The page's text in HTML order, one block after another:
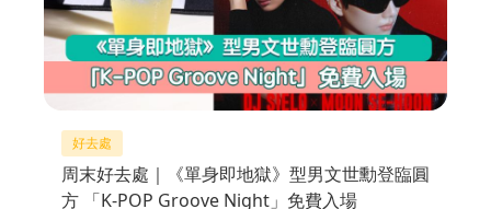
好去處
周末好去處｜《單身即地獄》型男文世勳登臨圓
方 「K-POP Groove Night」免費入場